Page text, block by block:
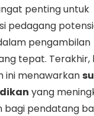
penting untuk
pedagang
pengambilan
tepat. Terakhir,
ini menawarkan
yang
bagi pendatang